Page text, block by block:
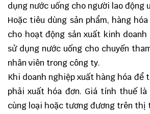
dụng nước uống cho người lao động
Hoặc tiêu dùng sản phẩm, hàng
cho hoạt động sản xuất kinh
sử dụng nước uống cho chuyến
nhân viên trong công ty.
Khi doanh nghiệp xuất hàng hóa để
phải xuất hóa đơn. Giá tính thuế là
cùng loại hoặc tương đương trên thị